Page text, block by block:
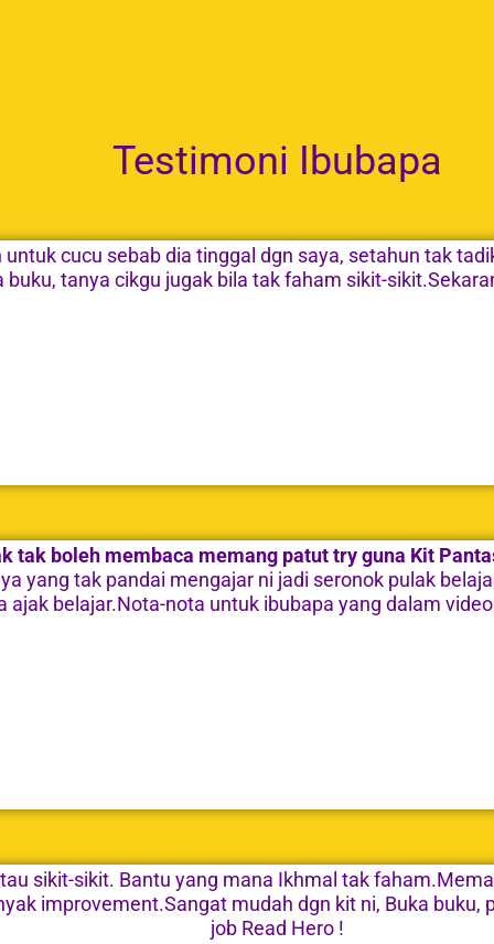
Testimoni Ibubapa
untuk cucu sebab dia tinggal dgn saya, setahun tak
tanya cikgu jugak bila tak faham sikit-
tak boleh membaca memang patut try guna Kit
yang tak pandai mengajar ni jadi seronok pulak
ajak belajar.Nota-nota untuk ibubapa yang dalam
sikit-sikit. Bantu yang mana Ikhmal tak
improvement.Sangat mudah dgn kit ni, Buka buku,
job Read Hero !